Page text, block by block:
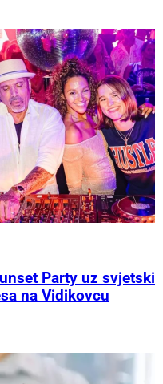
Party uz svjetski
na Vidikovcu